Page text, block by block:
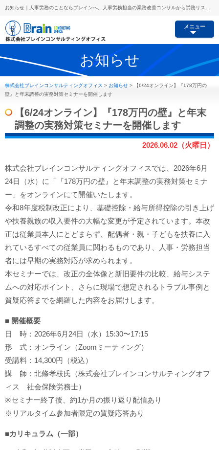
メニュー
お知らせ
株式会社ブレインコンサルティングオフィス > お知らせ >
【6/24オンライン】『178万円の
壁』と年末調整の実務対策セミナーを開催します
【6/24オンライン】『178万円の壁』と年末
調整の実務対策セミナーを開催します
2026.06.02（火曜日）
株式会社ブレインコンサルティングオフィスでは、2026年6月
24日（水）に「『178万円の壁』と年末調整の実務対策セミナ
ー」をオンラインにて開催いたします。
令和8年度税制改正により、基礎控除・給与所得控除の引き上げ
や扶養親族の収入要件の大幅な変更が予定されています。本改
正は従業員本人にとどまらず、配偶者・親・子どもを扶養に入
れているすべての従業員に関わるものであり、人事・労務担当
者には早期の実務対応が求められます。
本セミナーでは、改正の全体像と新旧要件の比較、給与システ
ムへの対応ポイント、さらに現場で想定されるトラブル事例と
質疑応答までを網羅した内容をお届けします。
■ 開催概要
日 時：2026年6月24日（水）15:30〜17:15
形 式：オンライン（Zoomミーティング）
受講料：14,300円（税込）
講 師：北條孝枝氏（株式会社ブレインコンサルティングオフ
ィス 社会保険労務士）
※セミナー終了後、約1か月の振り返り配信あり
※リアルタイム参加者限定の質疑応答あり
■カリキュラム（一部）